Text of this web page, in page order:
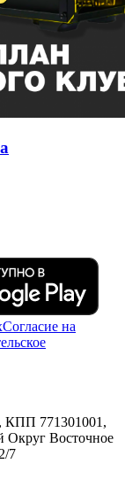
Согласие на
771301001,
Округ Восточное
7